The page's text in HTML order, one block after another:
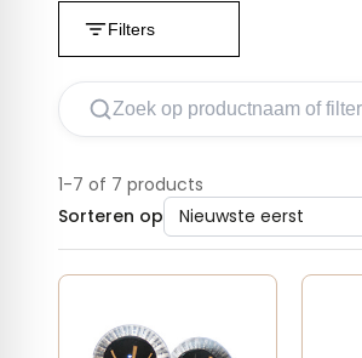
Filters
1-7 of 7 products
Sorteren op